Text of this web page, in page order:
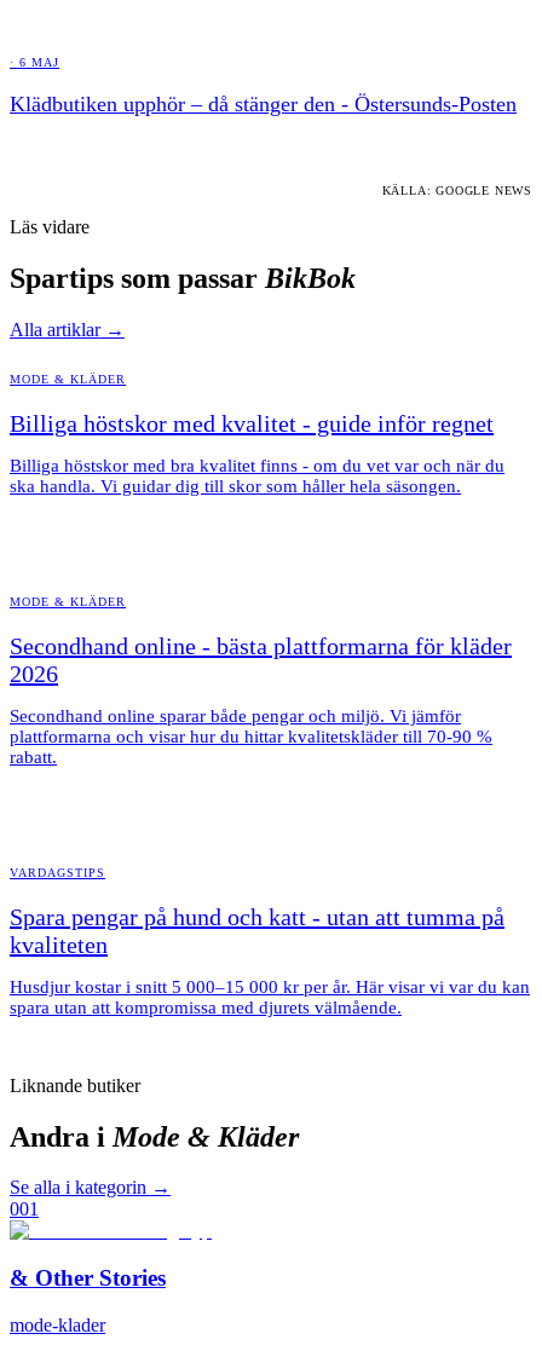
· 6 MAJ
Klädbutiken upphör – då stänger den - Östersunds-Posten
KÄLLA: GOOGLE NEWS
Läs vidare
Spartips som passar BikBok
Alla artiklar →
MODE & KLÄDER
Billiga höstskor med kvalitet - guide inför regnet
Billiga höstskor med bra kvalitet finns - om du vet var och när du
ska handla. Vi guidar dig till skor som håller hela säsongen.
MODE & KLÄDER
Secondhand online - bästa plattformarna för kläder
2026
Secondhand online sparar både pengar och miljö. Vi jämför
plattformarna och visar hur du hittar kvalitetskläder till 70-90 %
rabatt.
VARDAGSTIPS
Spara pengar på hund och katt - utan att tumma på
kvaliteten
Husdjur kostar i snitt 5 000–15 000 kr per år. Här visar vi var du kan
spara utan att kompromissa med djurets välmående.
Liknande butiker
Andra i Mode & Kläder
Se alla i kategorin →
001
& Other Stories
mode-klader